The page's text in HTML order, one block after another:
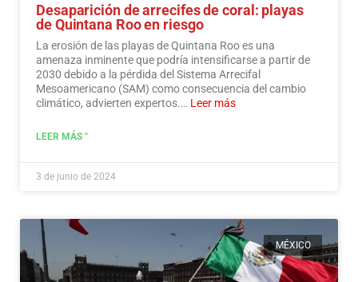
Desaparición de arrecifes de coral: playas
de Quintana Roo en riesgo
La erosión de las playas de Quintana Roo es una
amenaza inminente que podría intensificarse a partir de
2030 debido a la pérdida del Sistema Arrecifal
Mesoamericano (SAM) como consecuencia del cambio
climático, advierten expertos.… Leer más
LEER MÁS "
3 de junio de 2024
MÉXICO